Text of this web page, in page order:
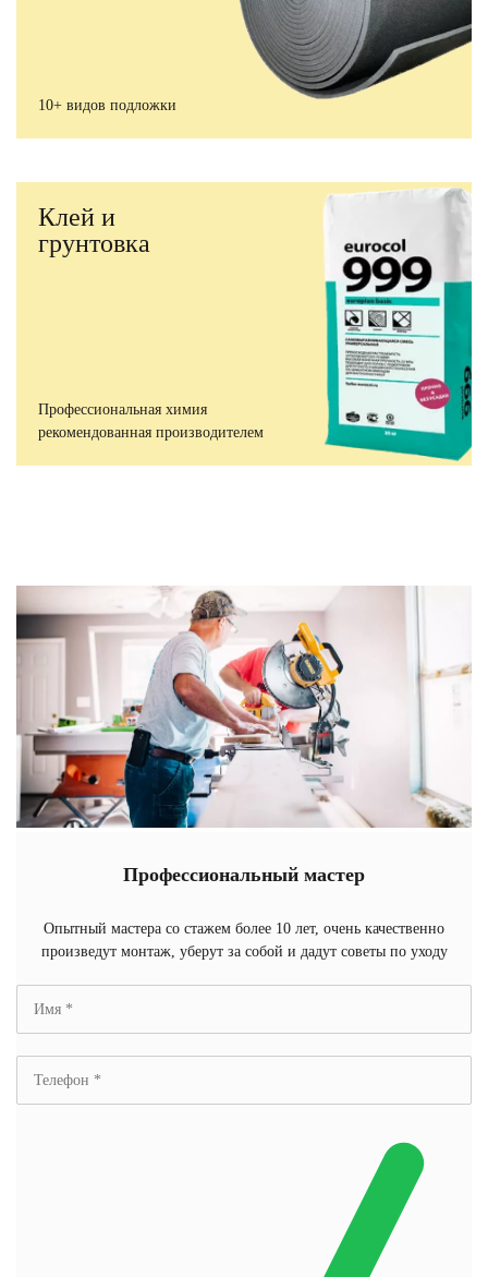
10+ видов подложки
Клей и
грунтовка
Профессиональная химия
рекомендованная производителем
Профессиональный мастер
Опытный мастера со стажем более 10 лет, очень качественно
произведут монтаж, уберут за собой и дадут советы по уходу